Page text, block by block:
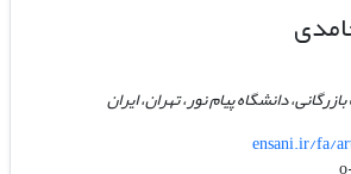
دانشگاه پیام نور، تهران، ایران
ensani.ir/fa/